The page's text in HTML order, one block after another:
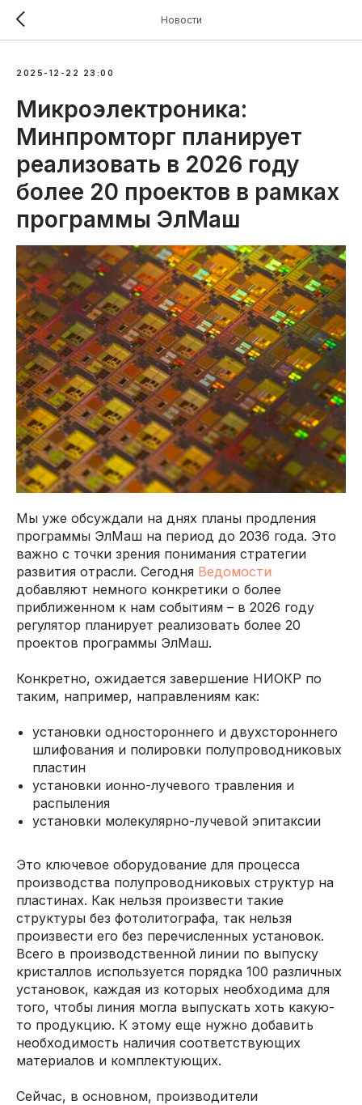
Новости
2025-12-22 23:00
Микроэлектроника:
Минпромторг планирует
реализовать в 2026 году
более 20 проектов в рамках
программы ЭлМаш
Мы уже обсуждали на днях планы продления
программы ЭлМаш на период до 2036 года. Это
важно с точки зрения понимания стратегии
развития отрасли. Сегодня Ведомости
добавляют немного конкретики о более
приближенном к нам событиям – в 2026 году
регулятор планирует реализовать более 20
проектов программы ЭлМаш.
Конкретно, ожидается завершение НИОКР по
таким, например, направлениям как:
установки одностороннего и двухстороннего
шлифования и полировки полупроводниковых
пластин
установки ионно-лучевого травления и
распыления
установки молекулярно-лучевой эпитаксии
Это ключевое оборудование для процесса
производства полупроводниковых структур на
пластинах. Как нельзя произвести такие
структуры без фотолитографа, так нельзя
произвести его без перечисленных установок.
Всего в производственной линии по выпуску
кристаллов используется порядка 100 различных
установок, каждая из которых необходима для
того, чтобы линия могла выпускать хоть какую-
то продукцию. К этому еще нужно добавить
необходимость наличия соответствующих
материалов и комплектующих.
Сейчас, в основном, производители